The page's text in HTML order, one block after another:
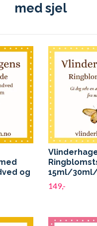
med sjel
og
15ml/
149,-